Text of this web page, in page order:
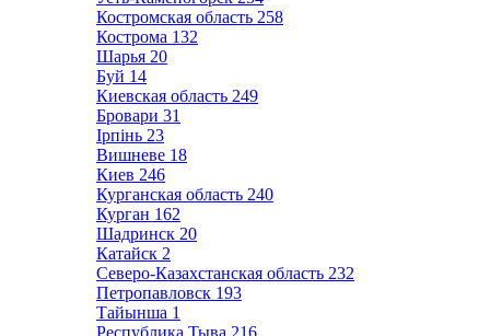
Костромская область 258
Кострома 132
Шарья 20
Буй 14
Киевская область 249
Бровари 31
Ірпінь 23
Вишневе 18
Киев 246
Курганская область 240
Курган 162
Шадринск 20
Катайск 2
Северо-Казахстанская область 232
Петропавловск 193
Тайынша 1
Республика Тыва 216